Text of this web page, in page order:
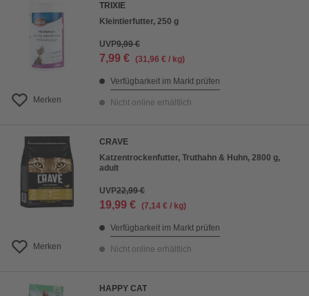
Merken
TRIXIE
Kleintierfutter, 250 g
UVP9,99 €
7,99 € (31,96 € / kg)
Verfügbarkeit im Markt prüfen
Nicht online erhältlich
Merken
CRAVE
Katzentrockenfutter, Truthahn & Huhn, 2800 g,
adult
UVP22,99 €
19,99 € (7,14 € / kg)
Verfügbarkeit im Markt prüfen
Nicht online erhältlich
HAPPY CAT